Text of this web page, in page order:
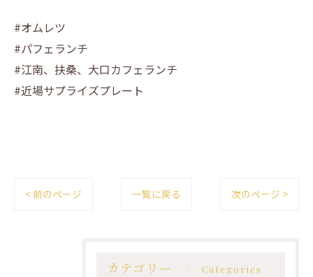
#オムレツ
#パフェランチ
#江南、扶桑、大口カフェランチ
#近場サプライズプレート
< 前のページ 一覧に戻る 次のページ >
カテゴリー Categories